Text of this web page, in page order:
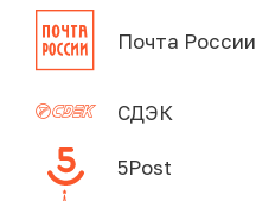
Почта России
СДЭК
5Post